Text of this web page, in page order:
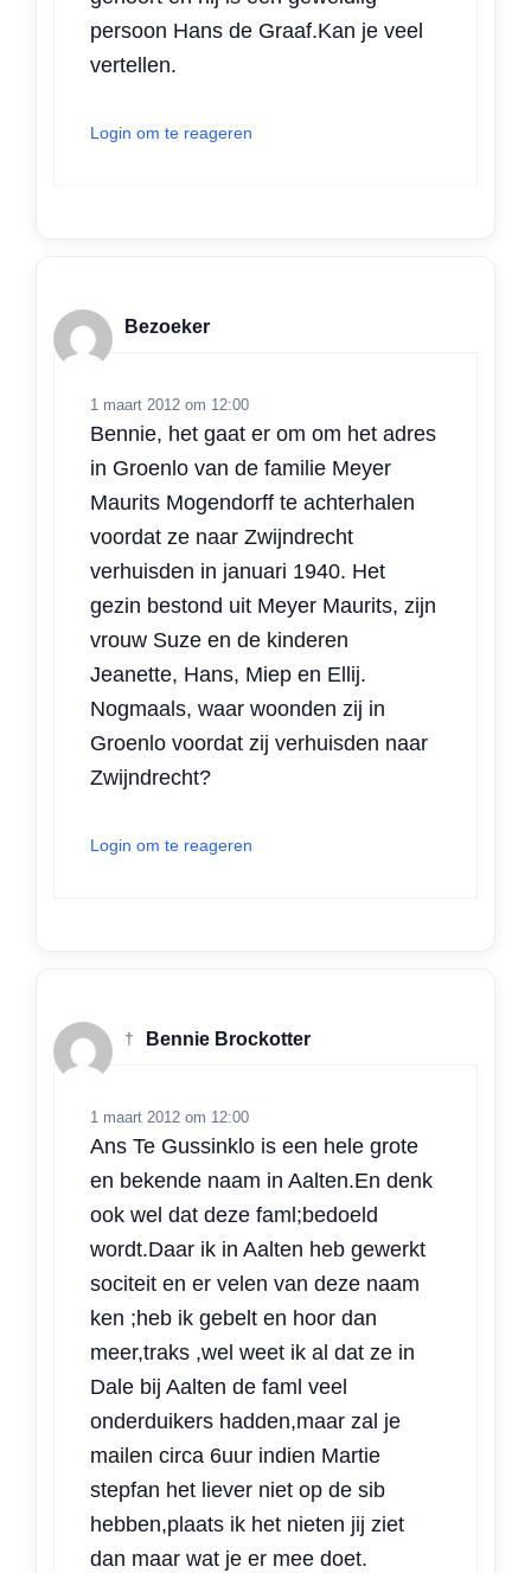
persoon Hans de Graaf.Kan je veel
vertellen.
Login om te reageren
Bezoeker
1 maart 2012 om 12:00
Bennie, het gaat er om om het adres
in Groenlo van de familie Meyer
Maurits Mogendorff te achterhalen
voordat ze naar Zwijndrecht
verhuisden in januari 1940. Het
gezin bestond uit Meyer Maurits, zijn
vrouw Suze en de kinderen
Jeanette, Hans, Miep en Ellij.
Nogmaals, waar woonden zij in
Groenlo voordat zij verhuisden naar
Zwijndrecht?
Login om te reageren
† Bennie Brockotter
1 maart 2012 om 12:00
Ans Te Gussinklo is een hele grote
en bekende naam in Aalten.En denk
ook wel dat deze faml;bedoeld
wordt.Daar ik in Aalten heb gewerkt
sociteit en er velen van deze naam
ken ;heb ik gebelt en hoor dan
meer,traks ,wel weet ik al dat ze in
Dale bij Aalten de faml veel
onderduikers hadden,maar zal je
mailen circa 6uur indien Martie
stepfan het liever niet op de sib
hebben,plaats ik het nieten jij ziet
dan maar wat je er mee doet.